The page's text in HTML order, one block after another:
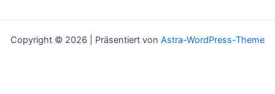
Copyright © 2026 | Präsentiert von Astra-WordPress-Theme